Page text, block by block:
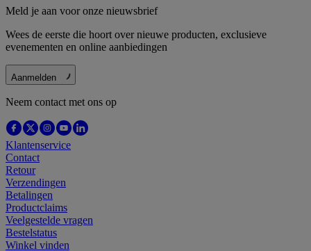
Meld je aan voor onze nieuwsbrief
Wees de eerste die hoort over nieuwe producten, exclusieve
evenementen en online aanbiedingen
Aanmelden
Neem contact met ons op
Klantenservice
Contact
Retour
Verzendingen
Betalingen
Productclaims
Veelgestelde vragen
Bestelstatus
Winkel vinden